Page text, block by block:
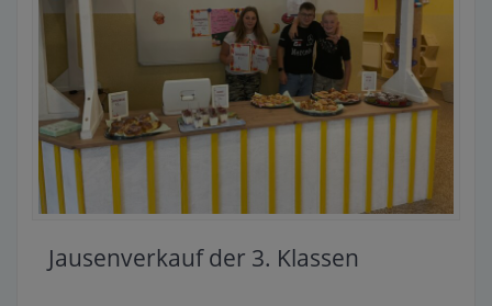
Jausenverkauf der 3. Klassen